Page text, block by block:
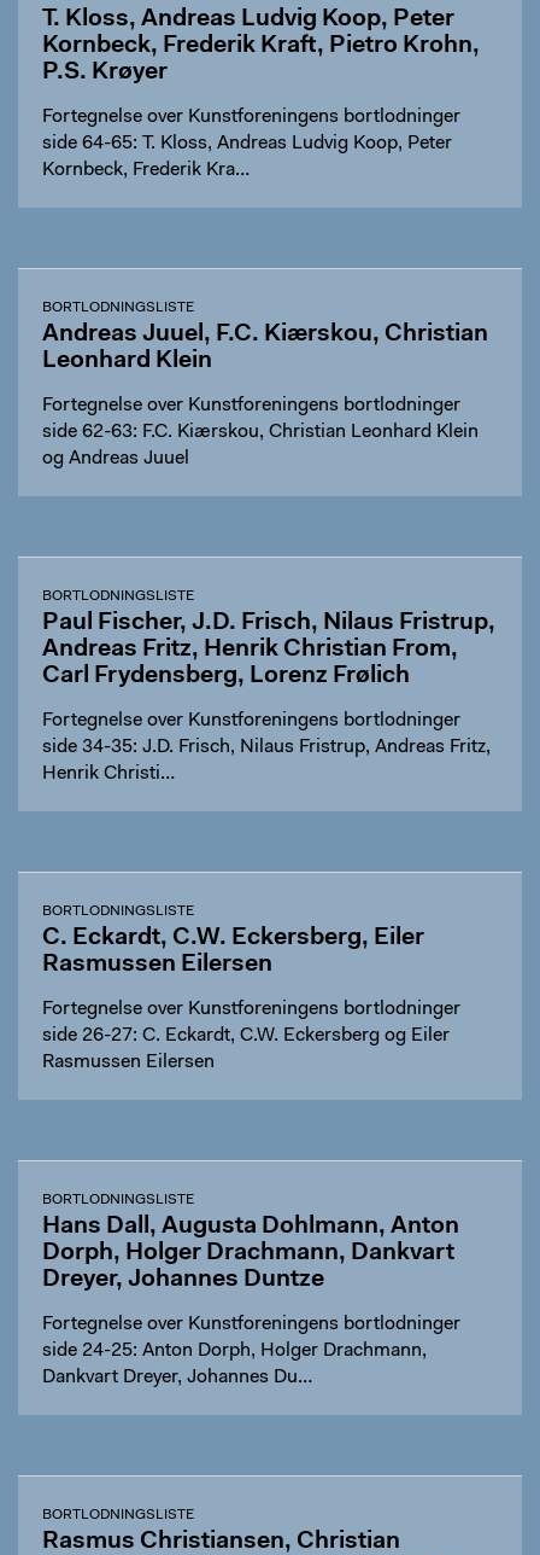
T. Kloss, Andreas Ludvig Koop, Peter
Kornbeck, Frederik Kraft, Pietro Krohn,
P.S. Krøyer
Fortegnelse over Kunstforeningens bortlodninger
side 64-65: T. Kloss, Andreas Ludvig Koop, Peter
Kornbeck, Frederik Kra…
BORTLODNINGSLISTE
Andreas Juuel, F.C. Kiærskou, Christian
Leonhard Klein
Fortegnelse over Kunstforeningens bortlodninger
side 62-63: F.C. Kiærskou, Christian Leonhard Klein
og Andreas Juuel
BORTLODNINGSLISTE
Paul Fischer, J.D. Frisch, Nilaus Fristrup,
Andreas Fritz, Henrik Christian From,
Carl Frydensberg, Lorenz Frølich
Fortegnelse over Kunstforeningens bortlodninger
side 34-35: J.D. Frisch, Nilaus Fristrup, Andreas Fritz,
Henrik Christi…
BORTLODNINGSLISTE
C. Eckardt, C.W. Eckersberg, Eiler
Rasmussen Eilersen
Fortegnelse over Kunstforeningens bortlodninger
side 26-27: C. Eckardt, C.W. Eckersberg og Eiler
Rasmussen Eilersen
BORTLODNINGSLISTE
Hans Dall, Augusta Dohlmann, Anton
Dorph, Holger Drachmann, Dankvart
Dreyer, Johannes Duntze
Fortegnelse over Kunstforeningens bortlodninger
side 24-25: Anton Dorph, Holger Drachmann,
Dankvart Dreyer, Johannes Du…
BORTLODNINGSLISTE
Rasmus Christiansen, Christian